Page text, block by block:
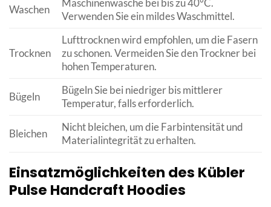
Waschen
Maschinenwäsche bei bis zu 40°C.
Verwenden Sie ein mildes Waschmittel.
Trocknen
Lufttrocknen wird empfohlen, um die Fasern
zu schonen. Vermeiden Sie den Trockner bei
hohen Temperaturen.
Bügeln
Bügeln Sie bei niedriger bis mittlerer
Temperatur, falls erforderlich.
Bleichen
Nicht bleichen, um die Farbintensität und
Materialintegrität zu erhalten.
Einsatzmöglichkeiten des Kübler
Pulse Handcraft Hoodies